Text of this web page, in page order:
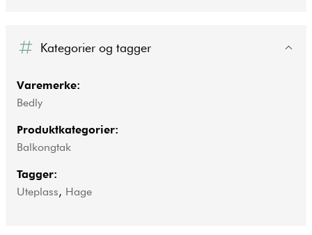
Kategorier og tagger
Varemerke:
Bedly
Produktkategorier:
Balkongtak
Tagger:
Uteplass, Hage